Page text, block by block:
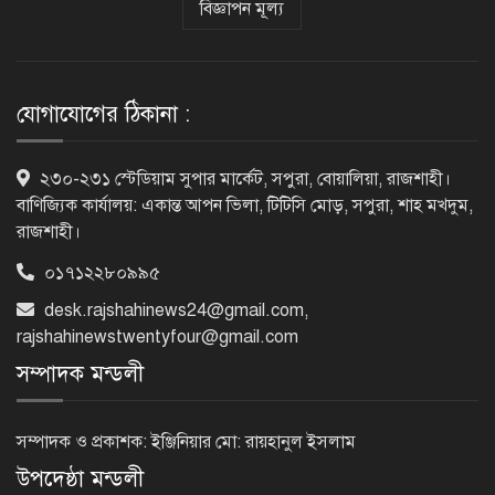
৫ আগস্ট গণতান্ত্রিক রাজনৈতিক অধিকার
পুনঃপ্রতিষ্ঠার দিন: প্রধানমন্ত্রী
ফাইনালে সান্তোস
বিজ্ঞাপন মূল্য
যোগাযোগের ঠিকানা :
২৩০-২৩১ স্টেডিয়াম সুপার মার্কেট, সপুরা, বোয়ালিয়া, রাজশাহী।
বাণিজ্যিক কার্যালয়: একান্ত আপন ভিলা, টিটিসি মোড়, সপুরা, শাহ মখদুম,
রাজশাহী।
০১৭১২২৮০৯৯৫
desk.rajshahinews24@gmail.com,
rajshahinewstwentyfour@gmail.com
সম্পাদক মন্ডলী
সম্পাদক ও প্রকাশক: ইঞ্জিনিয়ার মো: রায়হানুল ইসলাম
উপদেষ্ঠা মন্ডলী